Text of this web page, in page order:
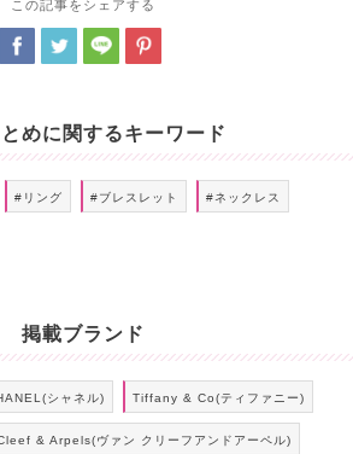
この記事をシェアする
めに関するキーワード
#リング #ブレスレット #ネックレス
掲載ブランド
シャネル) Tiffany & Co(ティファニー)
& Arpels(ヴァン クリーフアンドアーペル)